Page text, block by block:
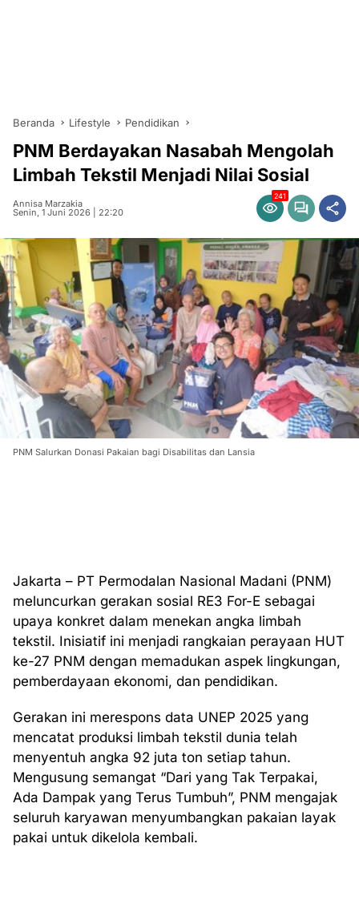
Beranda Lifestyle Pendidikan
PNM Berdayakan Nasabah Mengolah
Limbah Tekstil Menjadi Nilai Sosial
Annisa Marzakia
Senin, 1 Juni 2026 | 22:20
241
PNM Salurkan Donasi Pakaian bagi Disabilitas dan Lansia
Jakarta – PT Permodalan Nasional Madani (PNM)
meluncurkan gerakan sosial RE3 For-E sebagai
upaya konkret dalam menekan angka limbah
tekstil. Inisiatif ini menjadi rangkaian perayaan HUT
ke-27 PNM dengan memadukan aspek lingkungan,
pemberdayaan ekonomi, dan pendidikan.
Gerakan ini merespons data UNEP 2025 yang
mencatat produksi limbah tekstil dunia telah
menyentuh angka 92 juta ton setiap tahun.
Mengusung semangat “Dari yang Tak Terpakai,
Ada Dampak yang Terus Tumbuh”, PNM mengajak
seluruh karyawan menyumbangkan pakaian layak
pakai untuk dikelola kembali.